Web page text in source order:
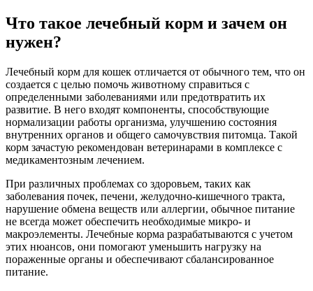
Что такое лечебный корм и зачем он
нужен?
Лечебный корм для кошек отличается от обычного тем, что он
создается с целью помочь животному справиться с
определенными заболеваниями или предотвратить их
развитие. В него входят компоненты, способствующие
нормализации работы организма, улучшению состояния
внутренних органов и общего самочувствия питомца. Такой
корм зачастую рекомендован ветеринарами в комплексе с
медикаментозным лечением.
При различных проблемах со здоровьем, таких как
заболевания почек, печени, желудочно-кишечного тракта,
нарушение обмена веществ или аллергии, обычное питание
не всегда может обеспечить необходимые микро- и
макроэлементы. Лечебные корма разрабатываются с учетом
этих нюансов, они помогают уменьшить нагрузку на
пораженные органы и обеспечивают сбалансированное
питание.